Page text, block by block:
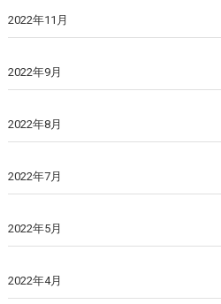
2022年11月
2022年9月
2022年8月
2022年7月
2022年5月
2022年4月